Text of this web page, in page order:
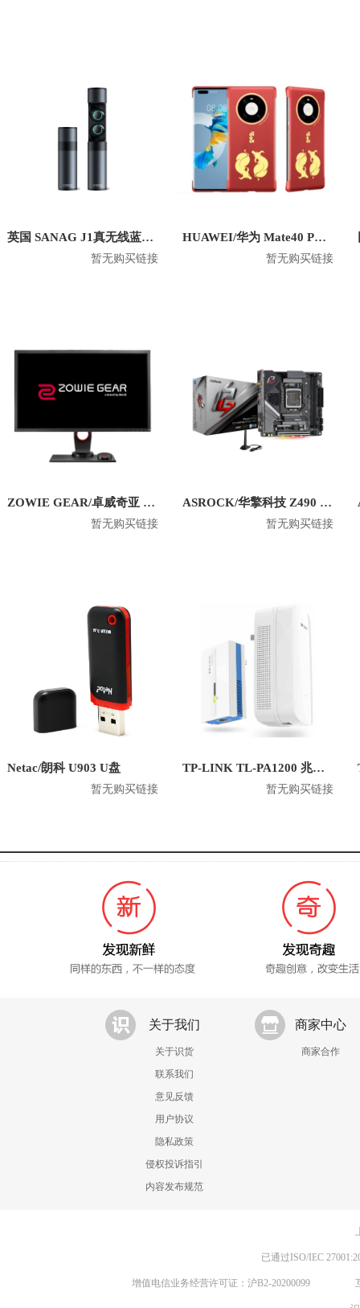
英国 SANAG J1真无线蓝牙耳机
暂无购买链接
HUAWEI/华为 Mate40 PU手机壳
暂无购买链接
ZOWIE GEAR/卓威奇亚 XL2430 24英寸1080P电竞显示器
暂无购买链接
ASROCK/华擎科技 Z490 Phantom Gaming-ITX/TB3 幻影电竞 主板
暂无购买链接
Netac/朗科 U903 U盘
暂无购买链接
TP-LINK TL-PA1200 兆电力猫无线有线双频路由器
暂无购买链接
关于我们
关于识货
联系我们
意见反馈
用户协议
隐私政策
侵权投诉指引
内容发布规范
商家中心
商家合作
已通过ISO/IEC
增值电信业务经营许可证：沪B2-20200099